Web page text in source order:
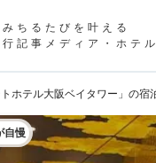
みちるたびを叶える
行記事メディア・ホテ
トホテル大阪ベイタワー」の宿
自慢